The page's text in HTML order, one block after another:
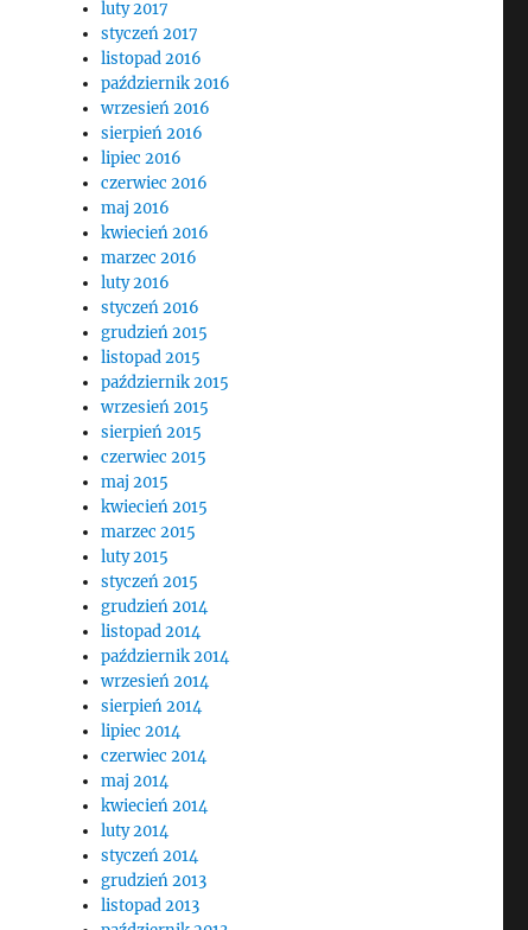
luty 2017
styczeń 2017
listopad 2016
październik 2016
wrzesień 2016
sierpień 2016
lipiec 2016
czerwiec 2016
maj 2016
kwiecień 2016
marzec 2016
luty 2016
styczeń 2016
grudzień 2015
listopad 2015
październik 2015
wrzesień 2015
sierpień 2015
czerwiec 2015
maj 2015
kwiecień 2015
marzec 2015
luty 2015
styczeń 2015
grudzień 2014
listopad 2014
październik 2014
wrzesień 2014
sierpień 2014
lipiec 2014
czerwiec 2014
maj 2014
kwiecień 2014
luty 2014
styczeń 2014
grudzień 2013
listopad 2013